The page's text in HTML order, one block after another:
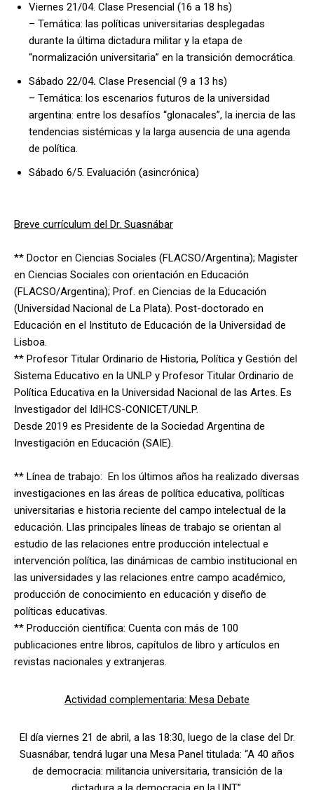
Viernes 21/04. Clase Presencial (16 a 18 hs)
– Temática: las políticas universitarias desplegadas
durante la última dictadura militar y la etapa de
“normalización universitaria” en la transición democrática.
Sábado 22/04. Clase Presencial (9 a 13 hs)
– Temática: los escenarios futuros de la universidad
argentina: entre los desafíos “glonacales”, la inercia de las
tendencias sistémicas y la larga ausencia de una agenda
de política.
Sábado 6/5. Evaluación (asincrónica)
Breve currículum del Dr. Suasnábar
** Doctor en Ciencias Sociales (FLACSO/Argentina); Magister
en Ciencias Sociales con orientación en Educación
(FLACSO/Argentina); Prof. en Ciencias de la Educación
(Universidad Nacional de La Plata). Post-doctorado en
Educación en el Instituto de Educación de la Universidad de
Lisboa.
** Profesor Titular Ordinario de Historia, Política y Gestión del
Sistema Educativo en la UNLP y Profesor Titular Ordinario de
Política Educativa en la Universidad Nacional de las Artes. Es
Investigador del IdIHCS-CONICET/UNLP.
Desde 2019 es Presidente de la Sociedad Argentina de
Investigación en Educación (SAIE).
** Línea de trabajo: En los últimos años ha realizado diversas
investigaciones en las áreas de política educativa, políticas
universitarias e historia reciente del campo intelectual de la
educación. Llas principales líneas de trabajo se orientan al
estudio de las relaciones entre producción intelectual e
intervención política, las dinámicas de cambio institucional en
las universidades y las relaciones entre campo académico,
producción de conocimiento en educación y diseño de
políticas educativas.
** Producción científica: Cuenta con más de 100
publicaciones entre libros, capítulos de libro y artículos en
revistas nacionales y extranjeras.
Actividad complementaria: Mesa Debate
El día viernes 21 de abril, a las 18:30, luego de la clase del Dr.
Suasnábar, tendrá lugar una Mesa Panel titulada: “A 40 años
de democracia: militancia universitaria, transición de la